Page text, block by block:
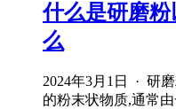
什么是研磨
么
2024年3月1日 · 研
的粉末状物质,通常